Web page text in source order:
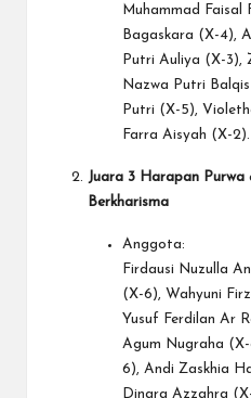
Muhammad Faisal
Bagaskara (X-4),
Putri Auliya (X-3),
Nazwa Putri
Putri (X-5),
Farra Aisyah (X-2).
Juara 3 Harapan Purwa
Berkharisma
Anggota:
Firdausi Nuzulla
(X-6), Wahyuni
Yusuf Ferdilan Ar
Agum Nugraha
6), Andi Zaskhia
Dinara Azzahra